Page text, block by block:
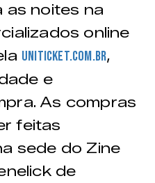
as noites na
online
Uniticket.com.br,
e
As compras
feitas
sede do Zine
de